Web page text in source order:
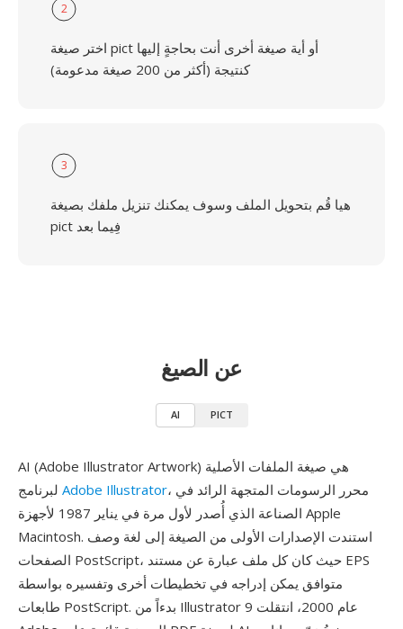
2
اختر صيغة pict أو أية صيغة أخرى أنت بحاجةٍ إليها
كنتيجة (أكثر من 200 صيغة مدعومة)
3
هيا قُم بتحويل الملف وسوف يمكنك تنزيل ملفك بصيغة
pict فِيما بعد
عن الصيغ
AI PICT
AI (Adobe Illustrator Artwork) هي صيغة الملفات الأصلية
Adobe Illustrator، محرر الرسومات المتجهة الرائد في
الصناعة الذي أُصدر لأول مرة في يناير 1987 لأجهزة Apple
Macintosh. استندت الإصدارات الأولى من الصيغة إلى لغة وصف
الصفحات PostScript، حيث كان كل ملف عبارة عن مستند EPS
متوافق يمكن إدراجه في تخطيطات أخرى وتفسيره بواسطة
طابعات PostScript. بدءاً من Illustrator 9 عام 2000، انتقلت